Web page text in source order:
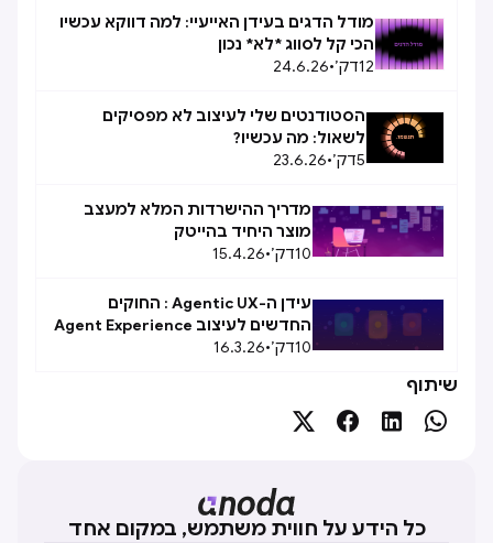
מודל הדגים בעידן האייעיי: למה דווקא עכשיו
הכי קל לסווג *לא* נכון
12דק׳•
24.6.26
הסטודנטים שלי לעיצוב לא מפסיקים
לשאול: מה עכשיו?
5דק׳•
23.6.26
מדריך ההישרדות המלא למעצב
מוצר היחיד בהייטק
10דק׳•
15.4.26
עידן ה-Agentic UX : החוקים
החדשים לעיצוב Agent Experience
(AX)
10דק׳•
16.3.26
שיתוף




כל הידע על חווית משתמש, במקום אחד